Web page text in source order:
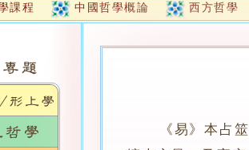
課程 中國哲學概論 西方哲學
《易》本占